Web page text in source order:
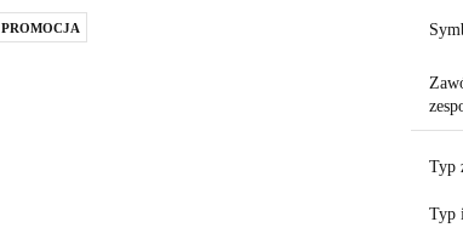
PROMOCJA
Typ
Typ